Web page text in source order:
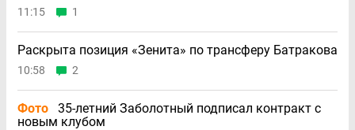
11:15 1
Раскрыта позиция «Зенита» по трансферу Батракова
10:58 2
Фото
35-летний Заболотный подписал контракт с
новым клубом